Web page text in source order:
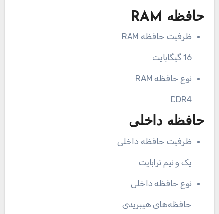
حافظه RAM
ظرفیت حافظه RAM
16 گیگابایت
نوع حافظه RAM
DDR4
حافظه داخلی
ظرفیت حافظه داخلی
یک و نیم ترابایت
نوع حافظه داخلی
حافظه‌های هیبریدی